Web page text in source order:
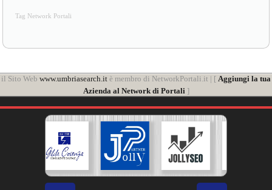
Tag Network Portali
il Sito Web www.umbriasearch.it è membro di NetworkPortali.it | [ Aggiungi la tua
Azienda al Network di Portali]